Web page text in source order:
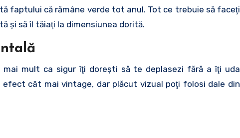
faptului că rămâne verde tot anul. Tot ce trebuie să faceţi
şi să îl tăiaţi la dimensiunea dorită.
mult ca sigur îţi doreşti să te deplasezi fără a îţi uda
cât mai vintage, dar plăcut vizual poţi folosi dale din